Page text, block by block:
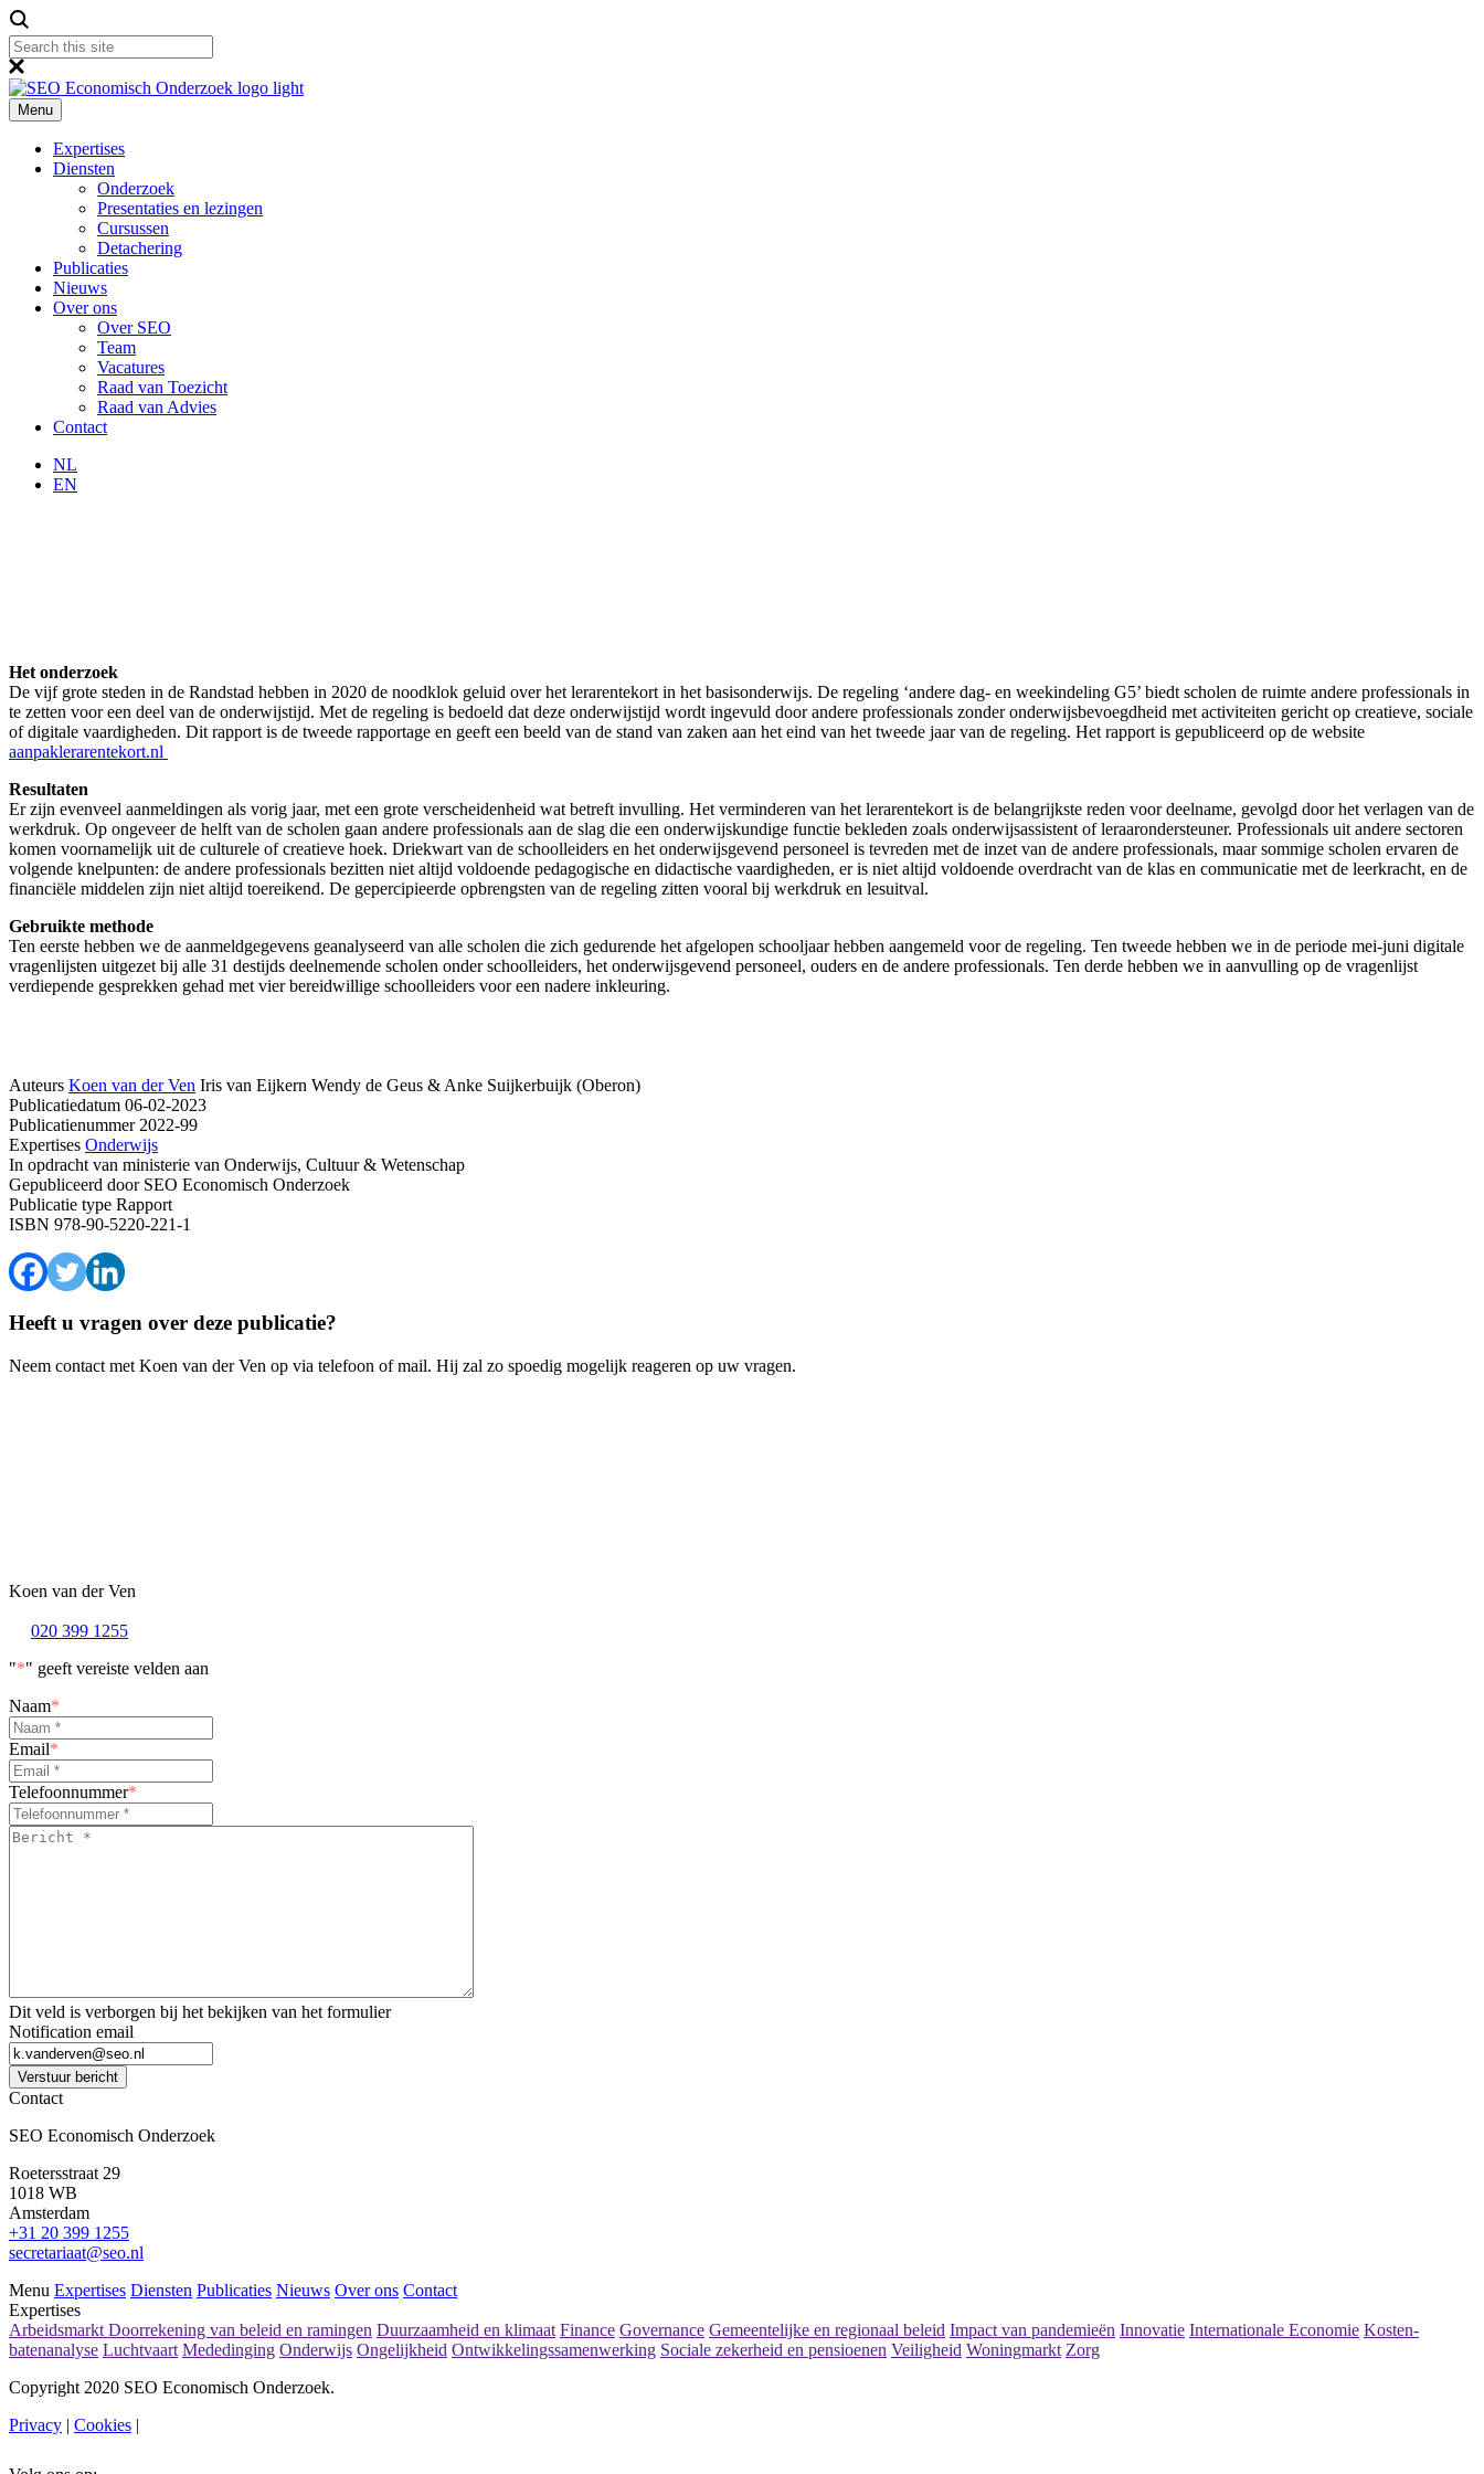
Menu
Expertises
Diensten
Onderzoek
Presentaties en lezingen
Cursussen
Detachering
Publicaties
Nieuws
Over ons
Over SEO
Team
Vacatures
Raad van Toezicht
Raad van Advies
Contact
NL
EN
Het onderzoek
De vijf grote steden in de Randstad hebben in 2020 de noodklok geluid over het lerarentekort in het basisonderwijs. De regeling ‘andere dag- en weekindeling G5’ biedt scholen de ruimte andere professionals in
te zetten voor een deel van de onderwijstijd. Met de regeling is bedoeld dat deze onderwijstijd wordt ingevuld door andere professionals zonder onderwijsbevoegdheid met activiteiten gericht op creatieve, sociale
of digitale vaardigheden. Dit rapport is de tweede rapportage en geeft een beeld van de stand van zaken aan het eind van het tweede jaar van de regeling. Het rapport is gepubliceerd op de website
aanpaklerarentekort.nl
Resultaten
Er zijn evenveel aanmeldingen als vorig jaar, met een grote verscheidenheid wat betreft invulling. Het verminderen van het lerarentekort is de belangrijkste reden voor deelname, gevolgd door het verlagen van de
werkdruk. Op ongeveer de helft van de scholen gaan andere professionals aan de slag die een onderwijskundige functie bekleden zoals onderwijsassistent of leraarondersteuner. Professionals uit andere sectoren
komen voornamelijk uit de culturele of creatieve hoek. Driekwart van de schoolleiders en het onderwijsgevend personeel is tevreden met de inzet van de andere professionals, maar sommige scholen ervaren de
volgende knelpunten: de andere professionals bezitten niet altijd voldoende pedagogische en didactische vaardigheden, er is niet altijd voldoende overdracht van de klas en communicatie met de leerkracht, en de
financiële middelen zijn niet altijd toereikend. De gepercipieerde opbrengsten van de regeling zitten vooral bij werkdruk en lesuitval.
Gebruikte methode
Ten eerste hebben we de aanmeldgegevens geanalyseerd van alle scholen die zich gedurende het afgelopen schooljaar hebben aangemeld voor de regeling. Ten tweede hebben we in de periode mei-juni digitale
vragenlijsten uitgezet bij alle 31 destijds deelnemende scholen onder schoolleiders, het onderwijsgevend personeel, ouders en de andere professionals. Ten derde hebben we in aanvulling op de vragenlijst
verdiepende gesprekken gehad met vier bereidwillige schoolleiders voor een nadere inkleuring.
Auteurs Koen van der Ven Iris van Eijkern Wendy de Geus & Anke Suijkerbuijk (Oberon)
Publicatiedatum 06-02-2023
Publicatienummer2022-99
Expertises Onderwijs
In opdracht van ministerie van Onderwijs, Cultuur & Wetenschap
Gepubliceerd doorSEO Economisch Onderzoek
Publicatie type Rapport
ISBN 978-90-5220-221-1
Heeft u vragen over deze publicatie?
Neem contact met Koen van der Ven op via telefoon of mail. Hij zal zo spoedig mogelijk reageren op uw vragen.
Koen van der Ven
020 399 1255
"*" geeft vereiste velden aan
Naam*
Email*
Telefoonnummer*
Bericht
Dit veld is verborgen bij het bekijken van het formulier
Notification email
Verstuur bericht
Contact
SEO Economisch Onderzoek
Roetersstraat 29
1018 WB
Amsterdam
+31 20 399 1255
secretariaat@seo.nl
Menu Expertises Diensten Publicaties Nieuws Over ons Contact
Expertises
Arbeidsmarkt Doorrekening van beleid en ramingen Duurzaamheid en klimaat Finance Governance Gemeentelijke en regionaal beleid Impact van pandemieën Innovatie Internationale Economie Kosten-
batenanalyse Luchtvaart Mededinging Onderwijs Ongelijkheid Ontwikkelingssamenwerking Sociale zekerheid en pensioenen Veiligheid Woningmarkt Zorg
Copyright 2020 SEO Economisch Onderzoek.
Privacy | Cookies |